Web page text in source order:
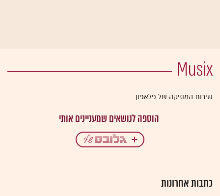
Musix
שירות המוזיקה של פלאפון
כתבות אחרונות